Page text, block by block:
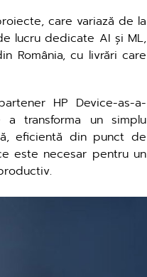
care variază de la
lucru dedicate AI și ML,
România, cu livrări care
HP Device-as-a-
transforma un simplu
eficientă din punct de
este necesar pentru un